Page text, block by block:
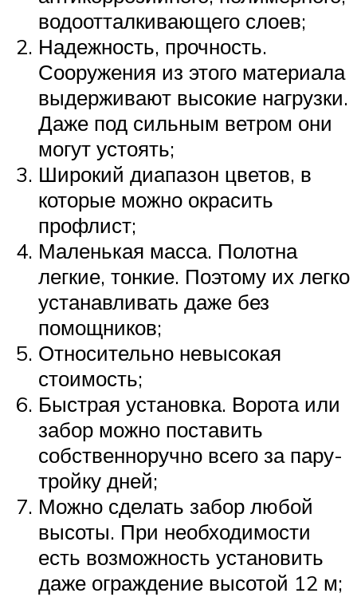
водоотталкивающего слоев;
Надежность, прочность.
Сооружения из этого материала
выдерживают высокие нагрузки.
Даже под сильным ветром они
могут устоять;
Широкий диапазон цветов, в
которые можно окрасить
профлист;
Маленькая масса. Полотна
легкие, тонкие. Поэтому их легко
устанавливать даже без
помощников;
Относительно невысокая
стоимость;
Быстрая установка. Ворота или
забор можно поставить
собственноручно всего за пару-
тройку дней;
Можно сделать забор любой
высоты. При необходимости
есть возможность установить
даже ограждение высотой 12 м;